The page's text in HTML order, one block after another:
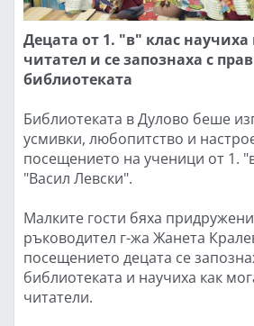
Децата от 1. "в" клас научиха
читател и се запознаха с
библиотеката
Библиотеката в Дулово беше
усмивки, любопитство и
посещението на ученици от 1.
"Васил Левски".
Малките гости бяха
ръководител г-жа Жанета
посещението децата се
библиотеката и научиха как
читатели.